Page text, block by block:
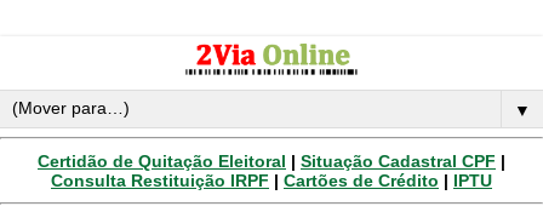
▼
Certidão de Quitação Eleitoral | Situação Cadastral CPF |
Consulta Restituição IRPF | Cartões de Crédito | IPTU